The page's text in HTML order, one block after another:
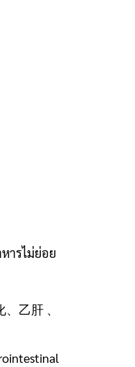
ารไม่ย่อย
乙肝 、